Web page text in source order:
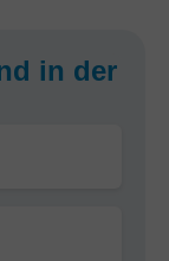
in der